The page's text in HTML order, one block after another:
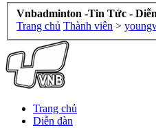
Vnbadminton -Tin Tức -
Trang chủ Thành viên >
Trang chủ
Diễn đàn